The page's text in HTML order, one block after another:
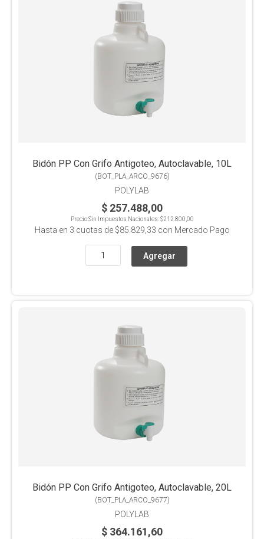
Bidón PP Con Grifo Antigoteo, Autoclavable, 10L
(BOT_PLA_ARCO_9676)
POLYLAB
$ 257.488,00
Precio Sin Impuestos Nacionales:$212.800,00
Hasta en 3 cuotas de $85.829,33 con Mercado Pago
Bidón PP Con Grifo Antigoteo, Autoclavable, 20L
(BOT_PLA_ARCO_9677)
POLYLAB
$ 364.161,60